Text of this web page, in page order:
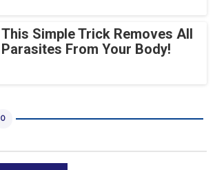
This Simple Trick Removes All
Parasites From Your Body!
0